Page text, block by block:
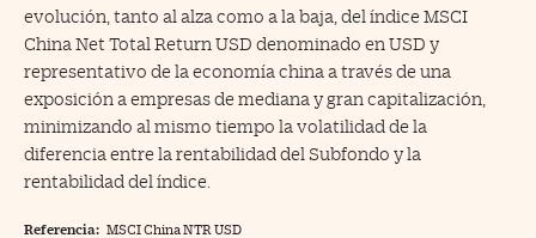
evolución, tanto al alza como a la baja, del índice MSCI
China Net Total Return USD denominado en USD y
representativo de la economía china a través de una
exposición a empresas de mediana y gran capitalización,
minimizando al mismo tiempo la volatilidad de la
diferencia entre la rentabilidad del Subfondo y la
rentabilidad del índice.
Referencia: MSCI China NTR USD